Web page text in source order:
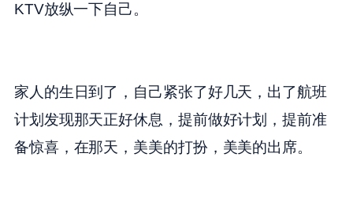
KTV放纵一下自己。
家人的生日到了，自己紧张了好几天，出了航班
计划发现那天正好休息，提前做好计划，提前准
备惊喜，在那天，美美的打扮，美美的出席。